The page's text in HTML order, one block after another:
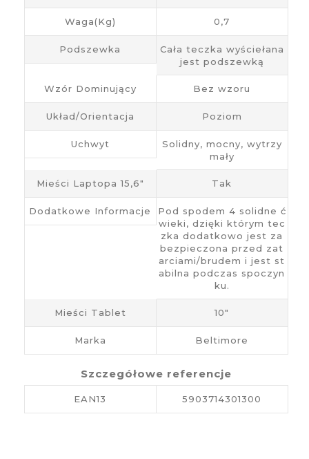
Waga(kg) 0,7
Podszewka
Cała teczka wyściełana
jest podszewką
Wzór Dominujący Bez wzoru
Układ/Orientacja Poziom
Uchwyt
Solidny, mocny, wytrzy
mały
Mieści Laptopa 15,6" Tak
Dodatkowe Informacje
Pod spodem 4 solidne ć
wieki, dzięki którym tec
zka dodatkowo jest za
bezpieczona przed zat
arciami/brudem i jest st
abilna podczas spoczyn
ku.
Mieści Tablet 10"
Marka Beltimore
Szczegółowe referencje
EAN13 5903714301300